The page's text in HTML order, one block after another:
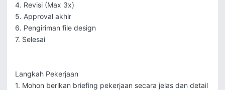
4. Revisi (Max 3x)
5. Approval akhir
6. Pengiriman file design
7. Selesai
Langkah Pekerjaan
1. Mohon berikan briefing pekerjaan secara jelas dan detail